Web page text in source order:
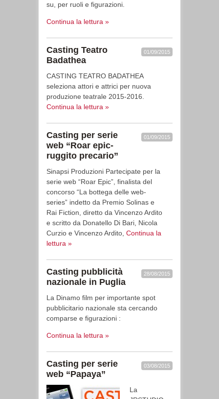
su, per ruoli e figurazioni.
Continua la lettura »
01/09/2015
Casting Teatro
Badathea
CASTING TEATRO BADATHEA
seleziona attori e attrici per nuova
produzione teatrale 2015-2016.
Continua la lettura »
01/09/2015
Casting per serie
web “Roar epic-
ruggito precario”
Sinapsi Produzioni Partecipate per la
serie web “Roar Epic”, finalista del
concorso “La bottega delle web-
series” indetto da Premio Solinas e
Rai Fiction, diretto da Vincenzo Ardito
e scritto da Donatello Di Bari, Nicola
Curzio e Vincenzo Ardito, Continua la
lettura »
28/08/2015
Casting pubblicità
nazionale in Puglia
La Dinamo film per importante spot
pubblicitario nazionale sta cercando
comparse e figurazioni :
Continua la lettura »
03/08/2015
Casting per serie
web “Papaya”
La